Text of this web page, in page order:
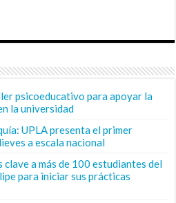
psicoeducativo para apoyar la
la universidad
UPLA presenta el primer
a escala nacional
a más de 100 estudiantes del
para iniciar sus prácticas